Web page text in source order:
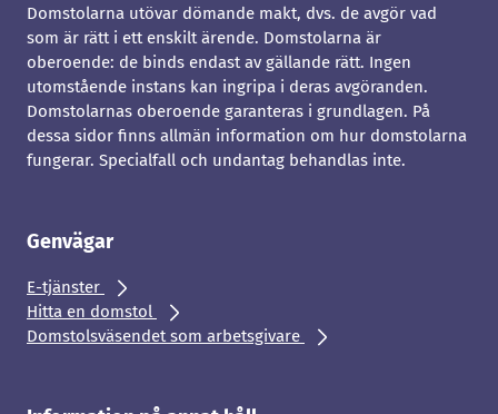
Domstolarna utövar dömande makt, dvs. de avgör vad
som är rätt i ett enskilt ärende. Domstolarna är
oberoende: de binds endast av gällande rätt. Ingen
utomstående instans kan ingripa i deras avgöranden.
Domstolarnas oberoende garanteras i grundlagen. På
dessa sidor finns allmän information om hur domstolarna
fungerar. Specialfall och undantag behandlas inte.
Genvägar
E-tjänster
Hitta en domstol
Domstolsväsendet som arbetsgivare